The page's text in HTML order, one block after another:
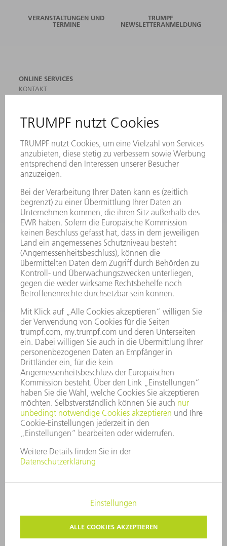
VERANSTALTUNGEN UND
TERMINE
TRUMPF
NEWSLETTERANMELDUNG
ONLINE SERVICES
KONTAKT
VERANSTALTUNGEN UND TERMINE
NEWSLETTER-ANMELDUNG
MYTRUMPF
SICHERHEITSDATENBLÄTTER
PRODUKTE
MASCHINEN & SYSTEME
LEISTUNGSELEKTRONIK
ELEKTROWERKZEUGE
SMART FACTORY
SOFTWARE
SERVICES
ANWENDUNGEN
BRANCHEN
UNTERNEHMEN
KARRIERE
STELLENANGEBOTE
UNTERNEHMENSPROFIL
GESCHÄFTSBERICHT
UNTERNEHMENSGRUNDSÄTZE
COMPLIANCE
HINWEISGEBERSYSTEM
SECURITY
PRESSEMITTEILUNGEN
MAGAZINE
LIEFERANTEN
NACHHALTIGKEIT
UMWELT & KLIMA
SOZIALES & GESELLSCHAFT
UNTERNEHMENSFÜHRUNG
IMPRESSUM
DATENSCHUTZ
COPYRIGHT UND MARKENZEICHEN
AGB
PRIVATSPHÄRE-EINSTELLUNGEN